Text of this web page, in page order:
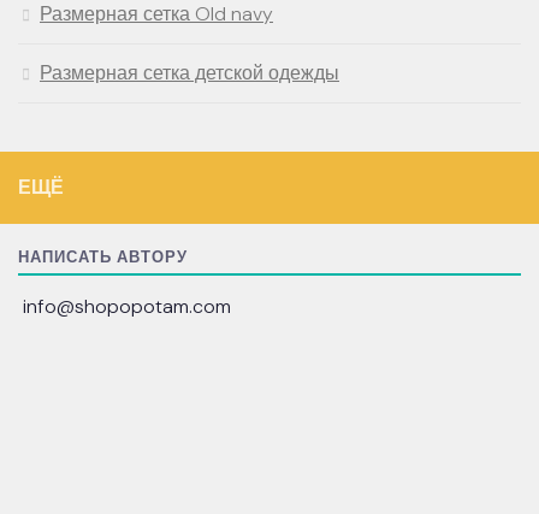
Размерная сетка Old navy
Размерная сетка детской одежды
ЕЩЁ
НАПИСАТЬ АВТОРУ
info@shopopotam.com